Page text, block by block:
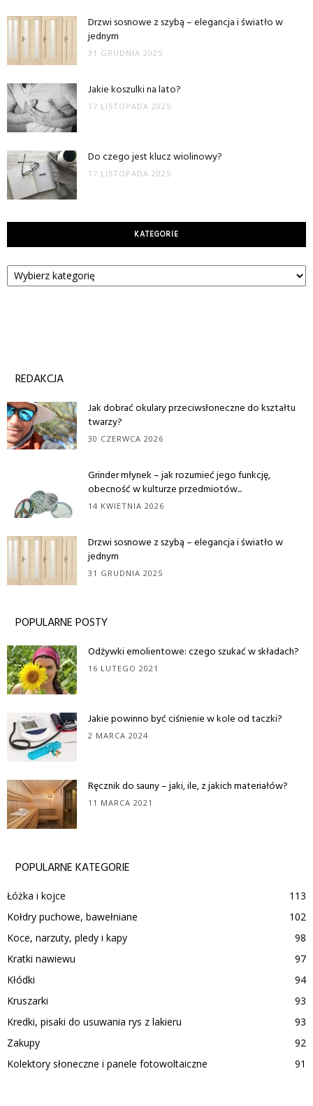
Drzwi sosnowe z szybą – elegancja i światło w
jednym
31 GRUDNIA 2025
Jakie koszulki na lato?
17 LISTOPADA 2025
Do czego jest klucz wiolinowy?
17 LISTOPADA 2025
KATEGORIE
Kategorie
REDAKCJA
Jak dobrać okulary przeciwsłoneczne do kształtu
twarzy?
30 CZERWCA 2026
Grinder młynek – jak rozumieć jego funkcję,
obecność w kulturze przedmiotów...
14 KWIETNIA 2026
Drzwi sosnowe z szybą – elegancja i światło w
jednym
31 GRUDNIA 2025
POPULARNE POSTY
Odżywki emolientowe: czego szukać w składach?
16 LUTEGO 2021
Jakie powinno być ciśnienie w kole od taczki?
2 MARCA 2024
Ręcznik do sauny – jaki, ile, z jakich materiałów?
11 MARCA 2021
POPULARNE KATEGORIE
Łóżka i kojce
113
Kołdry puchowe, bawełniane
102
Koce, narzuty, pledy i kapy
98
Kratki nawiewu
97
Kłódki
94
Kruszarki
93
Kredki, pisaki do usuwania rys z lakieru
93
Zakupy
92
Kolektory słoneczne i panele fotowoltaiczne
91